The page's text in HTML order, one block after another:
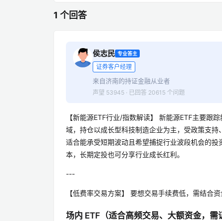
1 个回答
侯志民 专业答主
证券客户经理
来自济南的持证金融从业者
声望 53945 · 已回答 20615 个问题
【新能源ETF行业/指数解读】 新能源ETF主要跟
域，持仓以成长型科技制造企业为主，受政策支
适合能承受短期波动且希望捕捉行业波段机会的
本，长期定投也可分享行业成长红利。
---
【低费率交易方案】 要想交易手续费低，需结合
场内 ETF（适合高频交易、大额资金，需